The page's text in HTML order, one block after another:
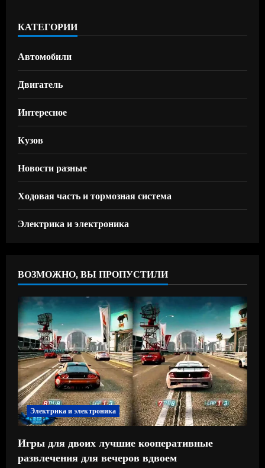
КАТЕГОРИИ
Автомобили
Двигатель
Интересное
Кузов
Новости разные
Ходовая часть и тормозная система
Электрика и электроника
ВОЗМОЖНО, ВЫ ПРОПУСТИЛИ
Электрика и электроника
Игры для двоих лучшие кооперативные
развлечения для вечеров вдвоем